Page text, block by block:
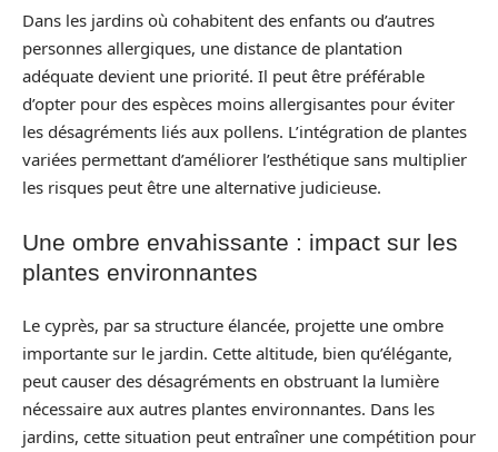
Dans les jardins où cohabitent des enfants ou d’autres
personnes allergiques, une distance de plantation
adéquate devient une priorité. Il peut être préférable
d’opter pour des espèces moins allergisantes pour éviter
les désagréments liés aux pollens. L’intégration de plantes
variées permettant d’améliorer l’esthétique sans multiplier
les risques peut être une alternative judicieuse.
Une ombre envahissante : impact sur les
plantes environnantes
Le cyprès, par sa structure élancée, projette une ombre
importante sur le jardin. Cette altitude, bien qu’élégante,
peut causer des désagréments en obstruant la lumière
nécessaire aux autres plantes environnantes. Dans les
jardins, cette situation peut entraîner une compétition pour